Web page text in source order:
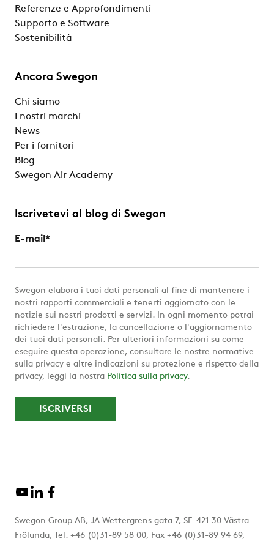
Referenze e Approfondimenti
Supporto e Software
Sostenibilità
Ancora Swegon
Chi siamo
I nostri marchi
News
Per i fornitori
Blog
Swegon Air Academy
Iscrivetevi al blog di Swegon
E-mail *
Swegon elabora i tuoi dati personali al fine di mantenere i
nostri rapporti commerciali e tenerti aggiornato con le
notizie sui nostri prodotti e servizi. In ogni momento potrai
richiedere l'estrazione, la cancellazione o l'aggiornamento
dei tuoi dati personali. Per ulteriori informazioni su come
eseguire questa operazione, consultare le nostre normative
sulla privacy e altre indicazioni su protezione e rispetto della
privacy, leggi la nostra Politica sulla privacy.
Swegon Group AB, JA Wettergrens gata 7, SE-421 30 Västra
Frölunda, Tel. +46 (0)31-89 58 00, Fax +46 (0)31-89 94 69,